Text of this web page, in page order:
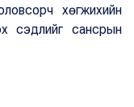
хөгжихийн
сэдлийг сансрын